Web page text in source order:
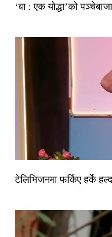
‘बा : एक योद्धा’को
टेलिभिजनमा फर्किए हर्के